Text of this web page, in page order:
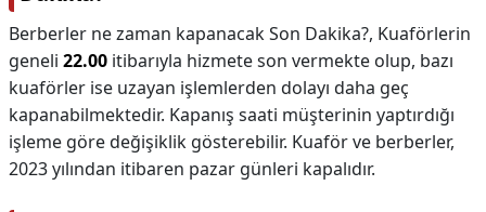
Berberler ne zaman kapanacak Son Dakika?, Kuaförlerin
geneli 22.00 itibarıyla hizmete son vermekte olup, bazı
kuaförler ise uzayan işlemlerden dolayı daha geç
kapanabilmektedir. Kapanış saati müşterinin yaptırdığı
işleme göre değişiklik gösterebilir. Kuaför ve berberler,
2023 yılından itibaren pazar günleri kapalıdır.